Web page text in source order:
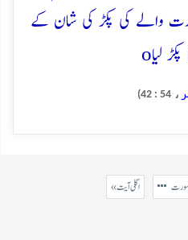
والے کی پکڑ کی شان کے
لیاo
، 54 : 42)
« اگلی آیت